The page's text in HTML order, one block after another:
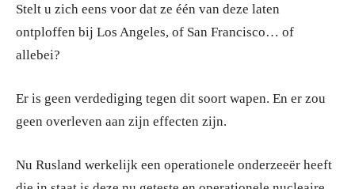
Stelt u zich eens voor dat ze één van deze laten
ontploffen bij Los Angeles, of San Francisco… of
allebei?
Er is geen verdediging tegen dit soort wapen. En er zou
geen overleven aan zijn effecten zijn.
Nu Rusland werkelijk een operationele onderzeeër heeft